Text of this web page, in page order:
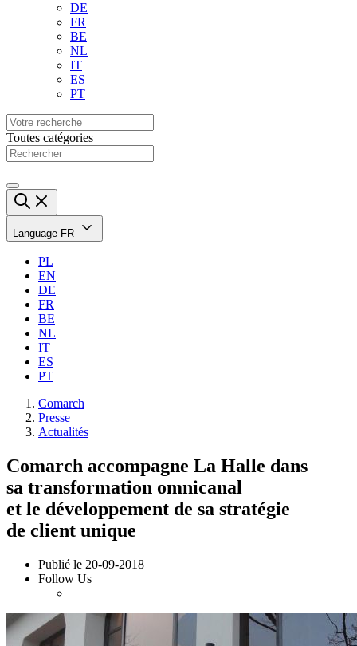
DE
FR
BE
NL
IT
ES
PT
Toutes catégories
Language FR
PL
EN
DE
FR
BE
NL
IT
ES
PT
Comarch
Presse
Actualités
Comarch accompagne La Halle dans
sa transformation omnicanal
et le développement de sa stratégie
de client unique
Publié le 20-09-2018
Follow Us